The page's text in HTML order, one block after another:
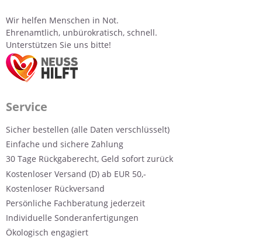
Wir helfen Menschen in Not.
Ehrenamtlich, unbürokratisch, schnell.
Unterstützen Sie uns bitte!
Service
Sicher bestellen (alle Daten verschlüsselt)
Einfache und sichere Zahlung
30 Tage Rückgaberecht, Geld sofort zurück
Kostenloser Versand (D) ab EUR 50,-
Kostenloser Rückversand
Persönliche Fachberatung jederzeit
Individuelle Sonderanfertigungen
Ökologisch engagiert